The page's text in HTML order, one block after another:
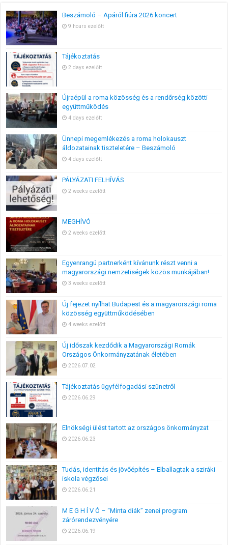
Beszámoló – Apáról fiúra 2026 koncert
9 hours ezelőtt
Tájékoztatás
2 days ezelőtt
Újraépül a roma közösség és a rendőrség közötti
együttműködés
4 days ezelőtt
Ünnepi megemlékezés a roma holokauszt
áldozatainak tiszteletére – Beszámoló
4 days ezelőtt
PÁLYÁZATI FELHÍVÁS
2 weeks ezelőtt
MEGHÍVÓ
2 weeks ezelőtt
Egyenrangú partnerként kívánunk részt venni a
magyarországi nemzetiségek közös munkájában!
3 weeks ezelőtt
Új fejezet nyílhat Budapest és a magyarországi roma
közösség együttműködésében
4 weeks ezelőtt
Új időszak kezdődik a Magyarországi Romák
Országos Önkormányzatának életében
2026.07.02
Tájékoztatás ügyfélfogadási szünetről
2026.06.29
Elnökségi ülést tartott az országos önkormányzat
2026.06.23
Tudás, identitás és jövőépítés – Elballagtak a sziráki
iskola végzősei
2026.06.21
M E G H Í V Ó – “Minta diák” zenei program
zárórendezvényére
2026.06.19